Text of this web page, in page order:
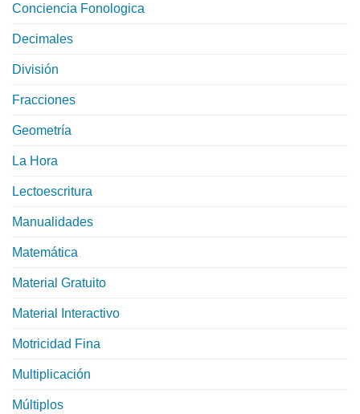
Conciencia Fonologica
Decimales
División
Fracciones
Geometría
La Hora
Lectoescritura
Manualidades
Matemática
Material Gratuito
Material Interactivo
Motricidad Fina
Multiplicación
Múltiplos